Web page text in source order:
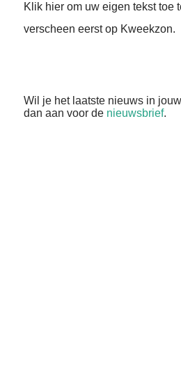
Klik hier om uw eigen tekst toe
verscheen eerst op Kweekzon.
Wil je het laatste nieuws in
dan aan voor de nieuwsbrief.